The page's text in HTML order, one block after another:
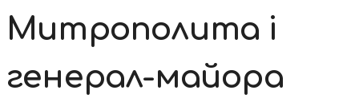
Митрополита і
генерал-майора